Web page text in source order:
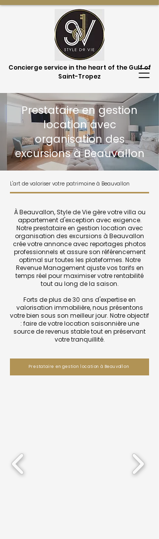
Concierge service in the heart of the Gulf of
Saint-Tropez
Prestataire en gestion
location avec
organisation des
excursions à Beauvallon
L'art de valoriser votre patrimoine à Beauvallon
À Beauvallon, Style de Vie gère votre villa ou
appartement d'exception avec exigence.
Notre prestataire en gestion location avec
organisation des excursions à Beauvallon
crée votre annonce avec reportages photos
professionnels et assure son référencement
optimal sur toutes les plateformes. Notre
Revenue Management ajuste vos tarifs en
temps réel pour maximiser votre rentabilité
tout au long de la saison.
Forts de plus de 30 ans d'expertise en
valorisation immobilière, nous présentons
votre bien sous son meilleur jour. Notre objectif
: faire de votre location saisonnière une
source de revenus stable tout en préservant
votre tranquillité.
Prestataire en gestion location à Beauvallon